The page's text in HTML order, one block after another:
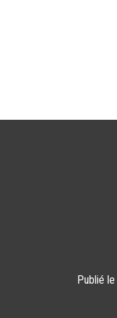
Publié le